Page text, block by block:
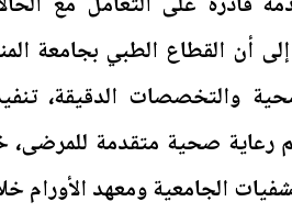
إلى أن القطاع الطبي بجامعة
والتخصصات الدقيقة،
رعاية صحية متقدمة
الجامعية ومعهد الأورام